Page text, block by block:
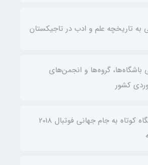
به تاریخچه علم و ادب در تاجیکستان
باشگاه‌ها، گروه‌ها و انجمن‌های
کشور
یک نگاه کوتاه به جام جهانی فوتبال 2018